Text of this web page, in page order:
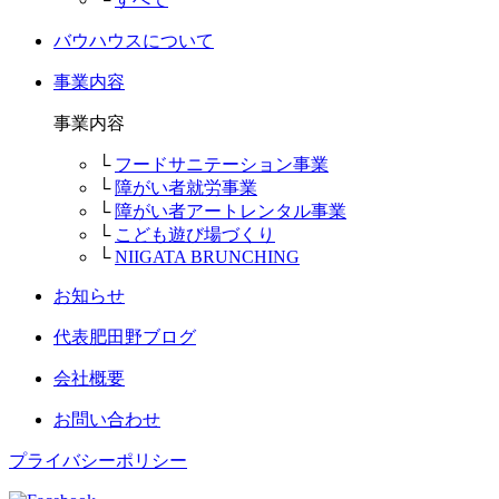
バウハウスについて
事業内容
事業内容
└ フードサニテーション事業
└ 障がい者就労事業
└ 障がい者アートレンタル事業
└ こども遊び場づくり
└NIIGATA BRUNCHING
お知らせ
代表肥田野ブログ
会社概要
お問い合わせ
プライバシーポリシー